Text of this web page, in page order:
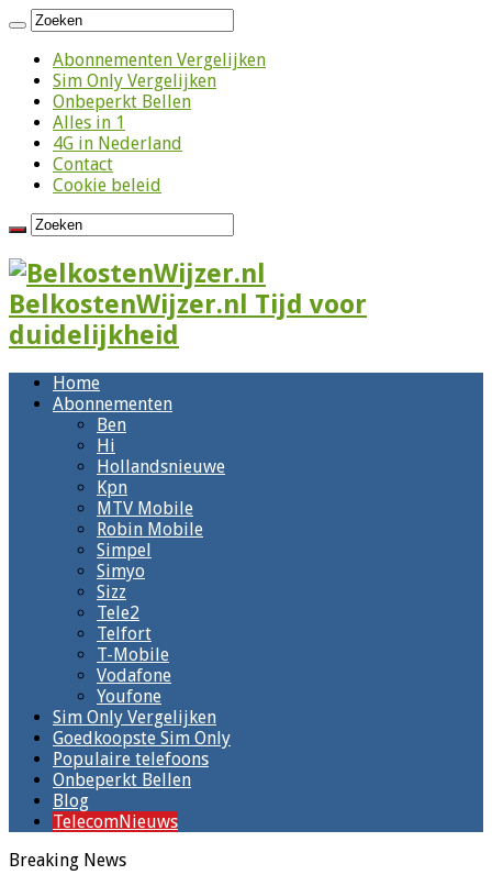
Abonnementen Vergelijken
Sim Only Vergelijken
Onbeperkt Bellen
Alles in 1
4G in Nederland
Contact
Cookie beleid
BelkostenWijzer.nl Tijd voor
duidelijkheid
Home
Abonnementen
Ben
Hi
Hollandsnieuwe
Kpn
MTV Mobile
Robin Mobile
Simpel
Simyo
Sizz
Tele2
Telfort
T-Mobile
Vodafone
Youfone
Sim Only Vergelijken
Goedkoopste Sim Only
Populaire telefoons
Onbeperkt Bellen
Blog
TelecomNieuws
Breaking News